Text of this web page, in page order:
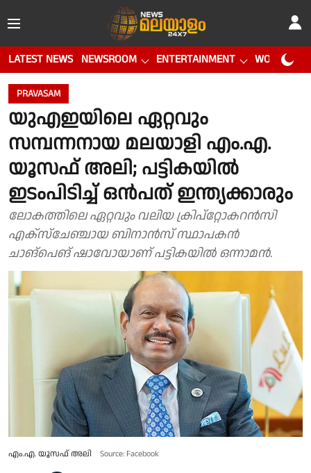
LATEST NEWS NEWSROOM ENTERTAINMENT WORLD CUP
PRAVASAM
യുഎഇയിലെ ഏറ്റവും
സമ്പന്നനായ മലയാളി എം.എ.
യൂസഫ് അലി; പട്ടികയിൽ
ഇടംപിടിച്ച് ഒൻപത് ഇന്ത്യക്കാരും
ലോകത്തിലെ ഏറ്റവും വലിയ ക്രിപ്‌റ്റോകറൻസി
എക്‌സ്‌ചേഞ്ചായ ബിനാൻസ് സ്ഥാപകൻ
ചാങ്‌പെങ് ഷാവോയാണ് പട്ടികയിൽ ഒന്നാമൻ.
എം.എ. യൂസഫ് അലി Source: Facebook